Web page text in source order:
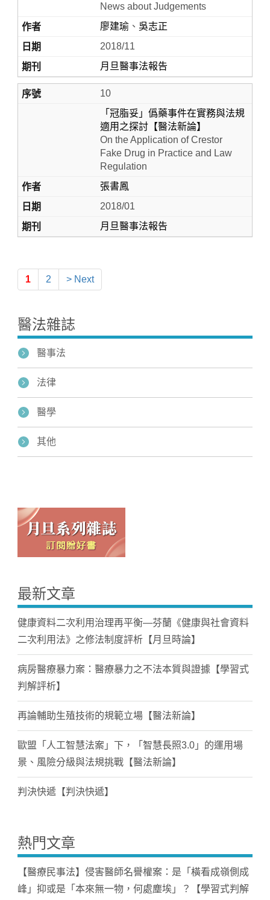
News about Judgements
廖建瑜、 吳志正
2018/11
月旦醫事法報告
10
「冠脂妥」僞藥事件在實務與法規
適用之探討【醫法新論】
On the Application of Crestor
Fake Drug in Practice and Law
Regulation
張書鳳
2018/01
月旦醫事法報告
1 2 > Next
醫法雜誌
醫事法
法律
醫學
其他
最新文章
健康資料二次利用治理再平衡—芬蘭《健康與社會資料
二次利用法》之修法制度評析【月旦時論】
病房醫療暴力案：醫療暴力之不法本質與證據【學習式
判解評析】
再論輔助生殖技術的規範立場【醫法新論】
歐盟「人工智慧法案」下，「智慧長照3.0」的運用場
景、風險分級與法規挑戰【醫法新論】
判決快遞【判決快遞】
熱門文章
【醫療民事法】侵害醫師名譽權案：是「橫看成嶺側成
峰」抑或是「本來無一物，何處塵埃」？【學習式判解